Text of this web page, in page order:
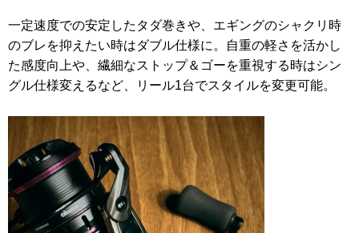
一定速度での安定したタダ巻きや、エギングのシャクリ時
のブレを抑えたい時はダブル仕様に。自重の軽さを活かし
た感度向上や、繊細なストップ＆ゴーを重視する時はシン
グル仕様変えるなど、リール1台でスタイルを変更可能。